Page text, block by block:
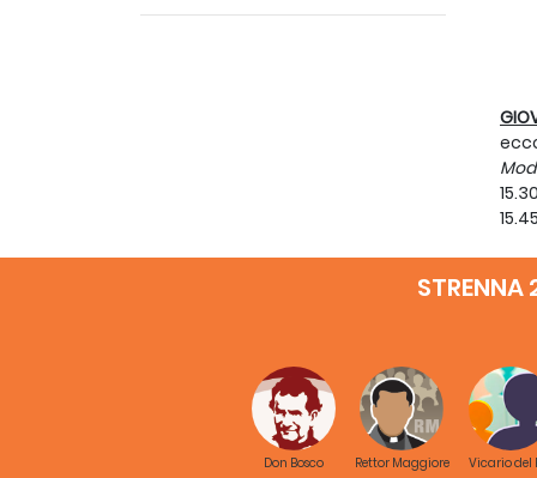
che
STRENNA
Don Bosco Rettor Maggiore Vicario del